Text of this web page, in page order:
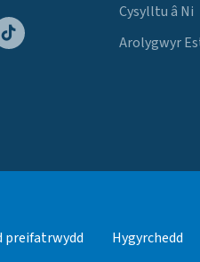
Cysylltu â Ni
Arolygwyr
preifatrwydd Hygyrchedd